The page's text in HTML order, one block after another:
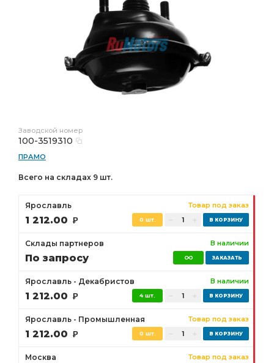
Заводской номер
100-3519310
ПРАМО
Всего на складах 9 шт.
Ярославль Товар под заказ
1 212.00 Р 0 шт.
Склады партнеров В наличии
По запросу
Ярославль - Декабристов В наличии
1 212.00 Р 4 шт.
Ярославль - Промышленная Товар под заказ
1 212.00 Р 0 шт.
Москва Товар под заказ